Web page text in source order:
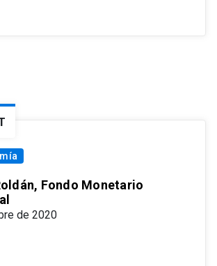
Fondo Monetario
de 2020